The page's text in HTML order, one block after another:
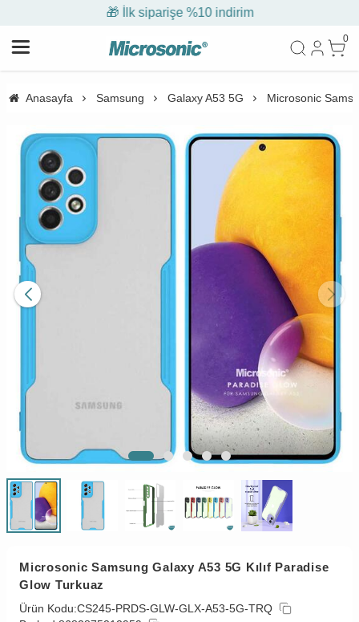
🎁 İlk siparişe %10 indirim
0
Anasayfa Samsung Galaxy A53 5G Microsonic
Microsonic Samsung Galaxy A53 5G Kılıf Paradise
Glow Turkuaz
Ürün Kodu:CS245-PRDS-GLW-GLX-A53-5G-TRQ